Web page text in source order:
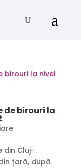
de birouri la
din Cluj-
țară, după